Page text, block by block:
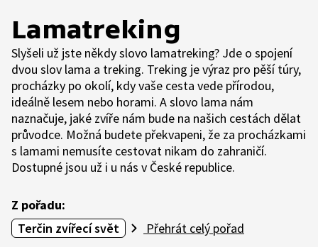
Lamatreking
Slyšeli už jste někdy slovo lamatreking? Jde o spojení
dvou slov lama a treking. Treking je výraz pro pěší túry,
procházky po okolí, kdy vaše cesta vede přírodou,
ideálně lesem nebo horami. A slovo lama nám
naznačuje, jaké zvíře nám bude na našich cestách dělat
průvodce. Možná budete překvapeni, že za procházkami
s lamami nemusíte cestovat nikam do zahraničí.
Dostupné jsou už i u nás v České republice.
Z pořadu:
Terčin zvířecí svět
Přehrát celý pořad